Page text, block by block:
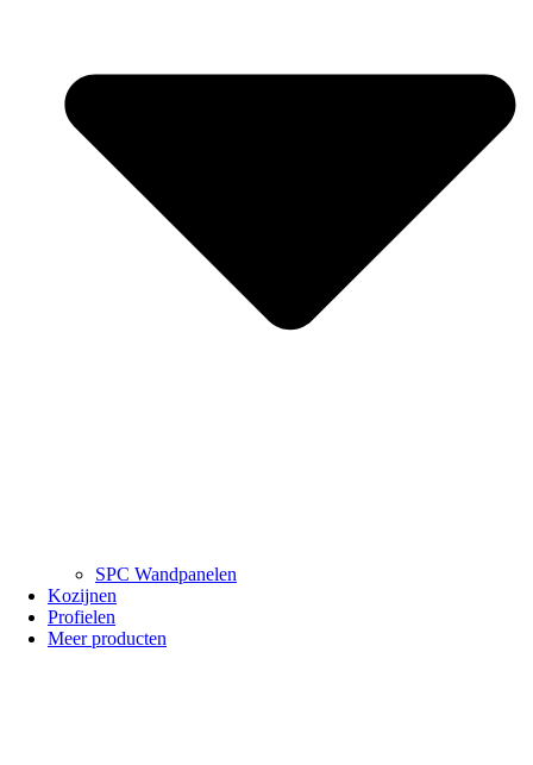
SPC Wandpanelen
Kozijnen
Profielen
Meer producten